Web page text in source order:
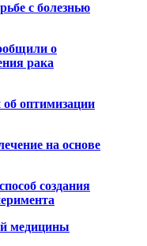
с болезнью
о
рака
об оптимизации
на основе
создания
медицины